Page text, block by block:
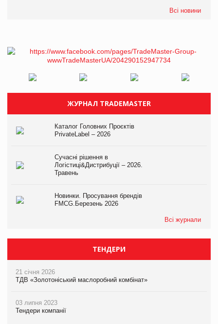
Всі новини
ЖУРНАЛ TRADEMASTER
Каталог Головних Проєктів
PrivateLabel – 2026
Сучасні рішення в
Логістиці&Дистрибуції – 2026.
Травень
Новинки. Просування брендів
FMCG.Березень 2026
Всі журнали
ТЕНДЕРИ
21 січня 2026
ТДВ «Золотоніський маслоробний комбінат»
03 липня 2023
Тендери компанії